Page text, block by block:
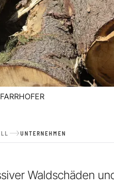
UNTERNEHMEN
Waldschäden